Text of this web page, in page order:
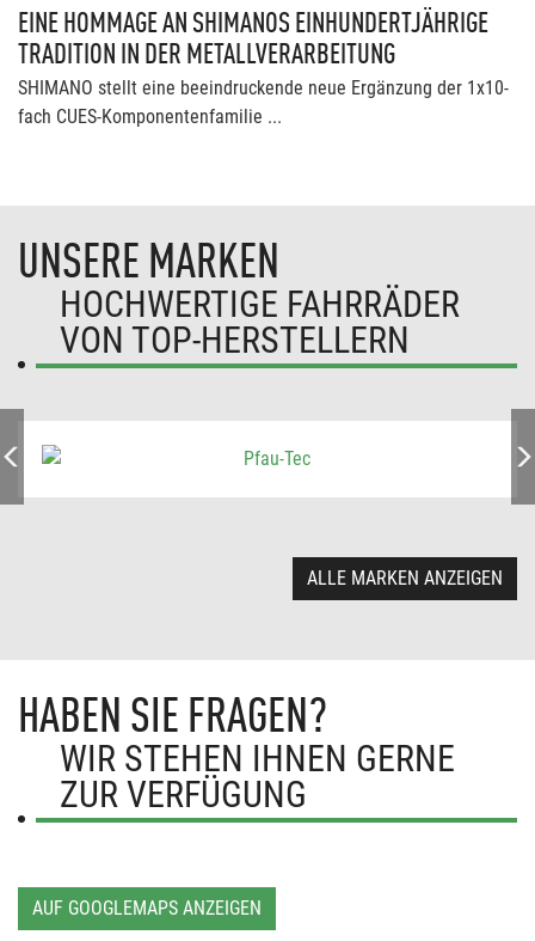
EINE HOMMAGE AN SHIMANOS EINHUNDERTJÄHRIGE
TRADITION IN DER METALLVERARBEITUNG
SHIMANO stellt eine beeindruckende neue Ergänzung der 1x10-
fach CUES-Komponentenfamilie ...
UNSERE MARKEN
HOCHWERTIGE FAHRRÄDER
VON TOP-HERSTELLERN
ALLE MARKEN ANZEIGEN
HABEN SIE FRAGEN?
WIR STEHEN IHNEN GERNE
ZUR VERFÜGUNG
AUF GOOGLEMAPS ANZEIGEN